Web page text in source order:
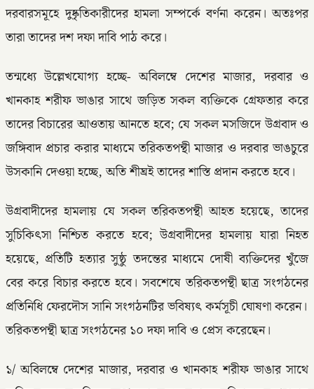
দরবারসমূহে দুষ্কৃতিকারীদের হামলা সম্পর্কে বর্ণনা করেন। অতঃপর
তারা তাদের দশ দফা দাবি পাঠ করে।
তন্মধ্যে উল্লেখযোগ্য হচ্ছে- অবিলম্বে দেশের মাজার, দরবার ও
খানকাহ শরীফ ভাঙার সাথে জড়িত সকল ব্যক্তিকে গ্রেফতার করে
তাদের বিচারের আওতায় আনতে হবে; যে সকল মসজিদে উগ্রবাদ ও
জঙ্গিবাদ প্রচার করার মাধ্যমে তরিকতপন্থী মাজার ও দরবার ভাঙচুরে
উসকানি দেওয়া হচ্ছে, অতি শীঘ্রই তাদের শাস্তি প্রদান করতে হবে।
উগ্রবাদীদের হামলায় যে সকল তরিকতপন্থী আহত হয়েছে, তাদের
সুচিকিৎসা নিশ্চিত করতে হবে; উগ্রবাদীদের হামলায় যারা নিহত
হয়েছে, প্রতিটি হত্যার সুষ্ঠু তদন্তের মাধ্যমে দোষী ব্যক্তিদের খুঁজে
বের করে বিচার করতে হবে। সবশেষে তরিকতপন্থী ছাত্র সংগঠনের
প্রতিনিধি ফেরদৌস সানি সংগঠনটির ভবিষ্যৎ কর্মসূচী ঘোষণা করেন।
তরিকতপন্থী ছাত্র সংগঠনের ১০ দফা দাবি ও প্রেস করেছেন।
১/ অবিলম্বে দেশের মাজার, দরবার ও খানকাহ শরীফ ভাঙার সাথে